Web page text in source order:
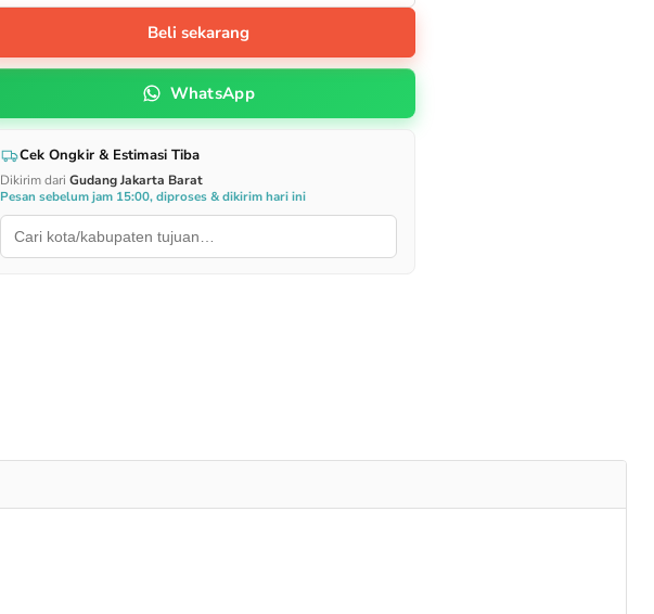
Beli sekarang
WhatsApp
Cek Ongkir & Estimasi Tiba
Dikirim dari Gudang Jakarta Barat
Pesan sebelum jam 15:00, diproses & dikirim hari ini